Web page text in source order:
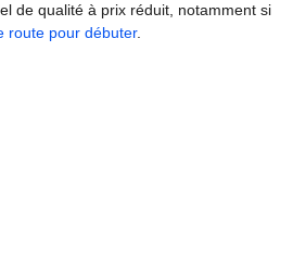
de qualité à prix réduit, notamment si
route pour débuter.